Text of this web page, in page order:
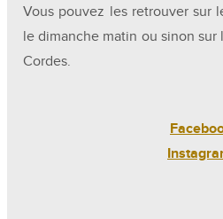
Vous pouvez les retrouver sur
le dimanche matin ou sinon sur
Cordes.